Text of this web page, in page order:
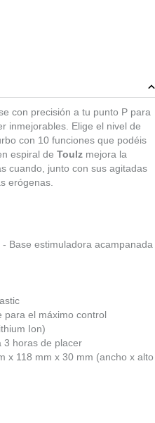
con precisión a tu punto P para
inmejorables. Elige el nivel de
con 10 funciones que podéis
espiral de Toulz mejora la
cuando, junto con sus agitadas
erógenas.
Base estimuladora acampanada
para el máximo control
Ion)
3 horas de placer
x 118 mm x 30 mm (ancho x alto